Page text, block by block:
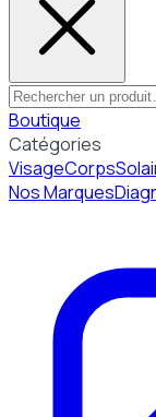
Boutique
Catégories
VisageCorps
Nos Marques